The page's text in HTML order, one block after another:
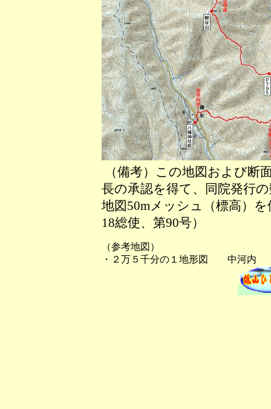
（備考）この地図および断
長の承認を得て、同院発行
地図50mメッシュ（標高）
18総使、第90号）
（参考地図）
・２万５千分の１地形図 中河内